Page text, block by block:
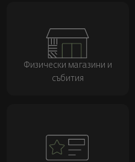
Физически магазини и
събития